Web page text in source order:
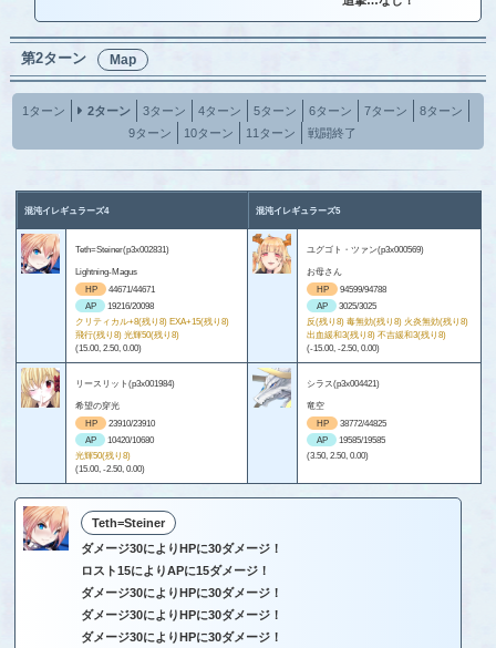
第2ターン Map
1ターン 2ターン 3ターン 4ターン 5ターン 6ターン 7ターン
8ターン
9ターン
10ターン 11ターン 戦闘終了
混沌イレギュラーズ4 混沌イレギュラーズ5
Teth=Steiner(p3x002831)
Lightning-Magus
HP
44671/44671
AP
19216/20098
クリティカル+8(残り8) EXA+15(残り8)
飛行(残り8) 光輝50(残り8)
(15.00, 2.50, 0.00)
ユグゴト・ツァン(p3x000569)
お母さん
HP
94599/94788
AP
3025/3025
反(残り8) 毒無効(残り8) 火炎無効(残り8)
出血緩和3(残り8) 不吉緩和3(残り8)
(-15.00, -2.50, 0.00)
リースリット(p3x001984)
希望の穿光
HP
23910/23910
AP
10420/10680
光輝50(残り8)
(15.00, -2.50, 0.00)
シラス(p3x004421)
竜空
HP
38772/44825
AP
19585/19585
(3.50, 2.50, 0.00)
Teth=Steiner
ダメージ30によりHPに30ダメージ！
ロスト15によりAPに15ダメージ！
ダメージ30によりHPに30ダメージ！
ダメージ30によりHPに30ダメージ！
ダメージ30によりHPに30ダメージ！